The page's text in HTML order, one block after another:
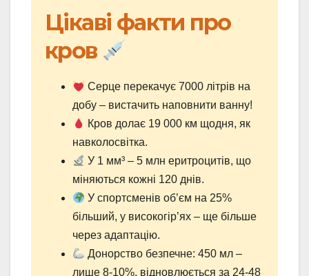
Цікаві факти про
кров
Серце перекачує 7000 літрів на
добу – вистачить наповнити ванну!
Кров долає 19 000 км щодня, як
навколосвітка.
У 1 мм³ – 5 млн еритроцитів, що
міняються кожні 120 днів.
У спортсменів об’єм на 25%
більший, у високогір’ях – ще більше
через адаптацію.
Донорство безпечне: 450 мл –
лише 8-10%, відновлюється за 24-48